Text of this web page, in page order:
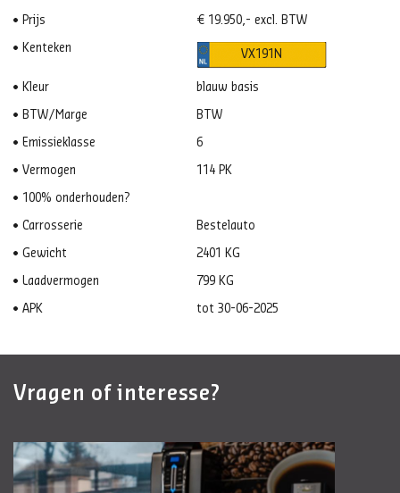
Prijs € 19.950,- excl. BTW
Kenteken VX191N
Kleur blauw basis
BTW/Marge BTW
Emissieklasse 6
Vermogen 114 PK
100% onderhouden?
Carrosserie Bestelauto
Gewicht 2401 KG
Laadvermogen 799 KG
APK tot 30-06-2025
Vragen of interesse?